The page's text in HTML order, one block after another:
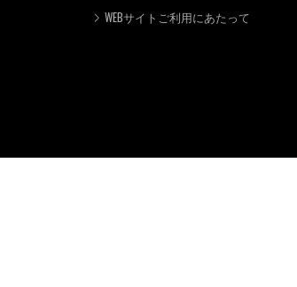
WEBサイトご利用にあたって